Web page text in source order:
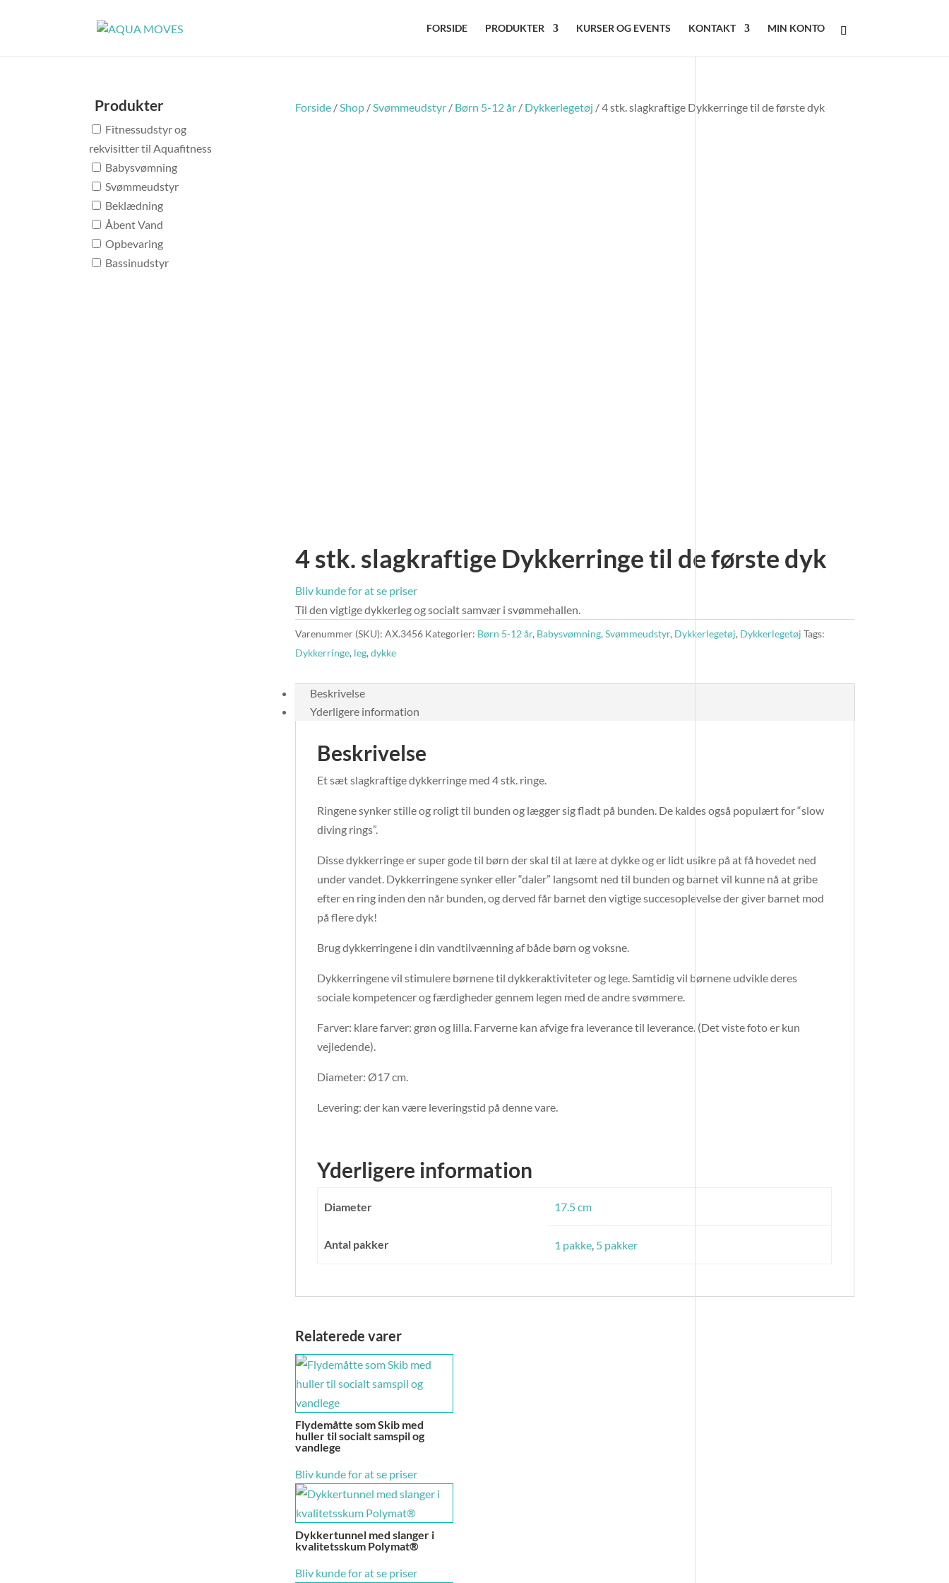
FORSIDE PRODUKTER KURSER OG EVENTS KONTAKT MIN KONTO
Forside/Shop/Svømmeudstyr/ Børn 5-12 år/ Dykkerlegetøj / 4 stk. slagkraftige Dykkerringe til de første dyk
4 stk. slagkraftige Dykkerringe til de første dyk
Bliv kunde for at se priser
Til den vigtige dykkerleg og socialt samvær i svømmehallen.
Varenummer (SKU): AX.3456 Kategorier: Børn 5-12 år, Babysvømning, Svømmeudstyr, Dykkerlegetøj, Dykkerlegetøj Tags:
Dykkerringe, leg, dykke
Beskrivelse
Yderligere information
Beskrivelse
Et sæt slagkraftige dykkerringe med 4 stk. ringe.
Ringene synker stille og roligt til bunden og lægger sig fladt på bunden. De kaldes også populært for “slow
diving rings”.
Disse dykkerringe er super gode til børn der skal til at lære at dykke og er lidt usikre på at få hovedet ned
under vandet. Dykkerringene synker eller “daler” langsomt ned til bunden og barnet vil kunne nå at gribe
efter en ring inden den når bunden, og derved får barnet den vigtige succesoplevelse der giver barnet mod
på flere dyk!
Brug dykkerringene i din vandtilvænning af både børn og voksne.
Dykkerringene vil stimulere børnene til dykkeraktiviteter og lege. Samtidig vil børnene udvikle deres
sociale kompetencer og færdigheder gennem legen med de andre svømmere.
Farver: klare farver: grøn og lilla. Farverne kan afvige fra leverance til leverance. (Det viste foto er kun
vejledende).
Diameter: Ø17 cm.
Levering: der kan være leveringstid på denne vare.
Yderligere information
Diameter 17.5 cm
Antal pakker 1 pakke, 5 pakker
Relaterede varer
Flydemåtte som Skib med
huller til socialt samspil og
vandlege
Bliv kunde for at se priser
Dykkertunnel med slanger i
kvalitetsskum Polymat®
Bliv kunde for at se priser
Produkter
Fitnessudstyr og
rekvisitter til Aquafitness
Babysvømning
Svømmeudstyr
Beklædning
Åbent Vand
Opbevaring
Bassinudstyr